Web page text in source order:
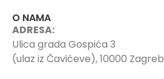
O NAMA
ADRESA:
Ulica grada Gospića 3
(ulaz iz Čavićeve), 10000 Zagreb